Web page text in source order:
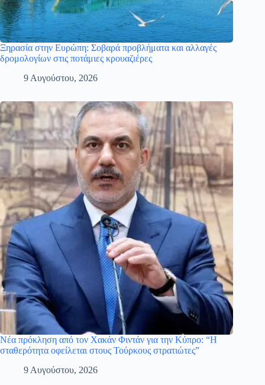
Ξηρασία στην Ευρώπη: Σοβαρά προβλήματα και αλλαγές
δρομολογίων στις ποτάμιες κρουαζιέρες
9 Αυγούστου, 2026
Νέα πρόκληση από τον Χακάν Φιντάν για την Κύπρο: “Η
σταθερότητα οφείλεται στους Τούρκους στρατιώτες”
9 Αυγούστου, 2026